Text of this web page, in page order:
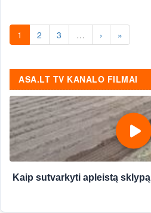
1 2 3 … › »
ASA.LT TV KANALO FILMAI
Kaip sutvarkyti apleistą sklypą